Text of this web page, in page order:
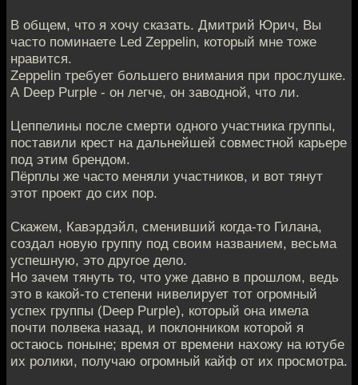
В общем, что я хочу сказать. Дмитрий Юрич, Вы
часто поминаете Led Zeppelin, который мне тоже
нравится.
Zeppelin требует большего внимания при прослушке.
А Deep Purple - он легче, он заводной, что ли.
Цеппелины после смерти одного участника группы,
поставили крест на дальнейшей совместной карьере
под этим брендом.
Пёрплы же часто меняли участников, и вот тянут
этот проект до сих пор.
Скажем, Кавэрдэйл, сменивший когда-то Гилана,
создал новую группу под своим названием, весьма
успешную, это другое дело.
Но зачем тянуть то, что уже давно в прошлом, ведь
это в какой-то степени нивелирует тот огромный
успех группы (Deep Purple), который она имела
почти полвека назад, и поклонником которой я
остаюсь поныне; время от времени нахожу на ютубе
их ролики, получаю огромный кайф от их просмотра.